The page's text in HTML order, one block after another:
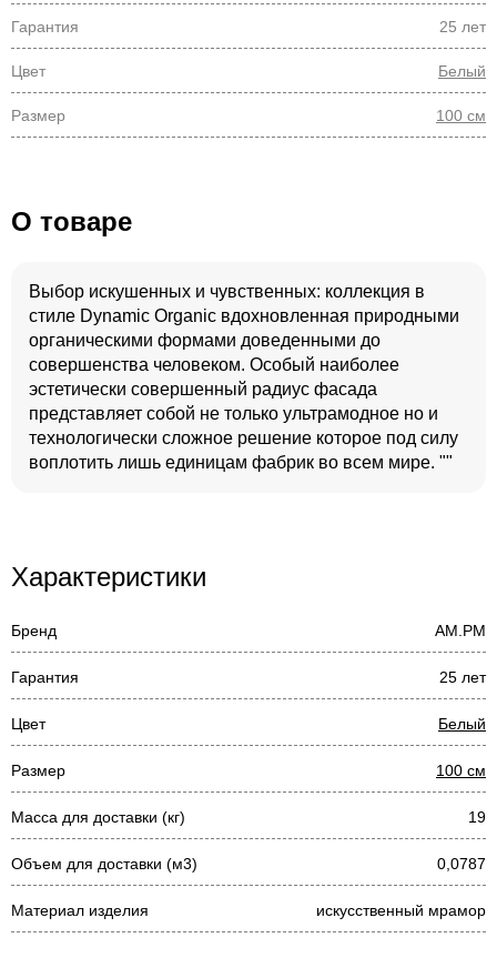
Гарантия 25 лет
Цвет Белый
Размер 100 см
О товаре
Выбор искушенных и чувственных: коллекция в
стиле Dynamic Organic вдохновленная природными
органическими формами доведенными до
совершенства человеком. Особый наиболее
эстетически совершенный радиус фасада
представляет собой не только ультрамодное но и
технологически сложное решение которое под силу
воплотить лишь единицам фабрик во всем мире. ""
Характеристики
Бренд AM.PM
Гарантия 25 лет
Цвет Белый
Размер 100 см
Масса для доставки (кг) 19
Объем для доставки (м3) 0,0787
Материал изделия искусственный мрамор